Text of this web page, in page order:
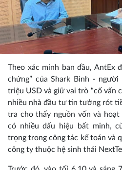
Theo xác minh ban đầu, AntEx
chứng” của Shark Bình -
triệu USD và giữ vai trò “cố vấn
nhiều nhà đầu tư tin tưởng rót
tra cho thấy nguồn vốn và
có nhiều dấu hiệu bất minh,
trọng trong công tác kế toán và
công ty thuộc hệ sinh thái